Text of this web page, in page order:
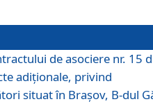
de asociere nr. 15
adiționale, privind
situat în Brașov, B-dul